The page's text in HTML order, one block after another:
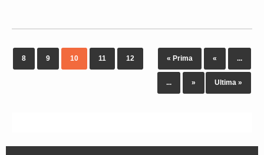
« Prima « ...
8 9 10 11 12
... » Ultima »